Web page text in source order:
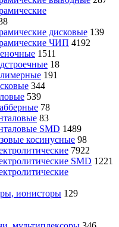
дисковые 139
ЧИП 4192
1511
18
191
344
539
78
83
SMD 1489
косинусные 98
7922
SMD 1221
ионисторы 129